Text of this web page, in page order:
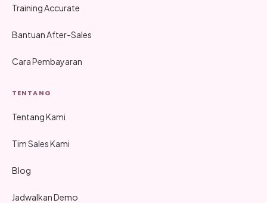
Training Accurate
Bantuan After-Sales
Cara Pembayaran
TENTANG
Tentang Kami
Tim Sales Kami
Blog
Jadwalkan Demo